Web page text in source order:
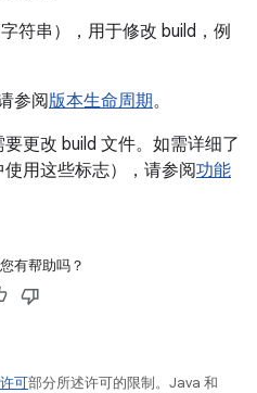
符串），用于修改 build，例
参阅版本生命周期。
更改 build 文件。如需详细了
用这些标志），请参阅功能
有帮助吗？
可部分所述许可的限制。Java 和